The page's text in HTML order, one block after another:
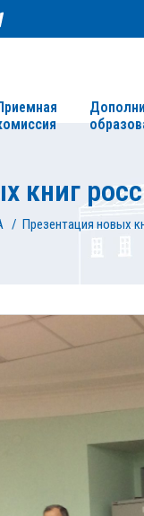
книг
/ Презентация новых